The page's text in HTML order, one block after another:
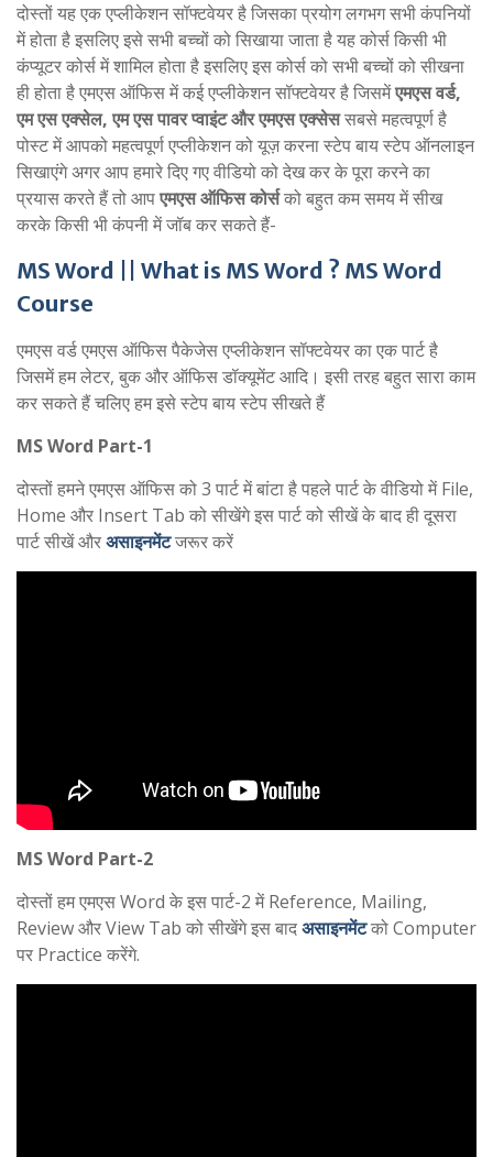
दोस्तों यह एक एप्लीकेशन सॉफ्टवेयर है जिसका प्रयोग लगभग सभी कंपनियों
में होता है इसलिए इसे सभी बच्चों को सिखाया जाता है यह कोर्स किसी भी
कंप्यूटर कोर्स में शामिल होता है इसलिए इस कोर्स को सभी बच्चों को सीखना
ही होता है एमएस ऑफिस में कई एप्लीकेशन सॉफ्टवेयर है जिसमेंएमएस वर्ड,
एम एस एक्सेल, एम एस पावर प्वाइंट और एमएस एक्सेससबसे महत्वपूर्ण है
पोस्ट में आपको महत्वपूर्ण एप्लीकेशन को यूज़ करना स्टेप बाय स्टेप ऑनलाइन
सिखाएंगे अगर आप हमारे दिए गए वीडियो को देख कर के पूरा करने का
प्रयास करते हैं तो आपएमएस ऑफिस कोर्सको बहुत कम समय में सीख
करके किसी भी कंपनी में जॉब कर सकते हैं-
MS Word || What is MS Word ? MS Word
Course
एमएस वर्ड एमएस ऑफिस पैकेजेस एप्लीकेशन सॉफ्टवेयर का एक पार्ट है
जिसमें हम लेटर, बुक और ऑफिस डॉक्यूमेंट आदि। इसी तरह बहुत सारा काम
कर सकते हैं चलिए हम इसे स्टेप बाय स्टेप सीखते हैं
MS Word Part-1
दोस्तों हमने एमएस ऑफिस को 3 पार्ट में बांटा है पहले पार्ट के वीडियो में File,
Home और Insert Tab को सीखेंगे इस पार्ट को सीखें के बाद ही दूसरा
पार्ट सीखें औरअसाइनमेंटजरूर करें
MS Word Part-2
दोस्तों हम एमएस Word के इस पार्ट-2 में Reference, Mailing,
Review और View Tab को सीखेंगे इस बादअसाइनमेंटको Computer
पर Practice करेंगे.